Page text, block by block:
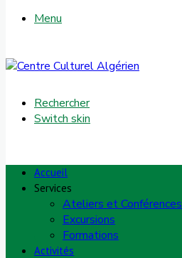
Menu
Rechercher
Switch skin
Accueil
Services
Ateliers et Conférences
Excursions
Formations
Activités